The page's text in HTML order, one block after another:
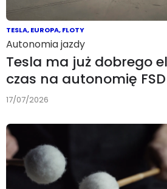
TESLA,EUROPA,FLOTY
Autonomia jazdy
Tesla ma już dobrego
czas na autonomię
17/07/2026